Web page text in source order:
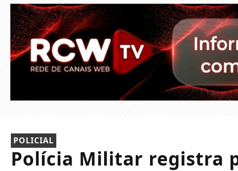
POLICIAL
Polícia Militar registra